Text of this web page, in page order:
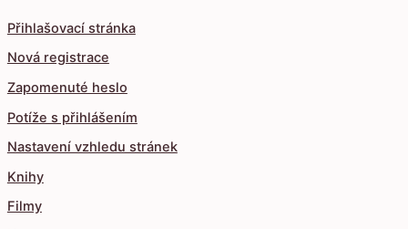
Přihlašovací stránka
Nová registrace
Zapomenuté heslo
Potíže s přihlášením
Nastavení vzhledu stránek
Knihy
Filmy